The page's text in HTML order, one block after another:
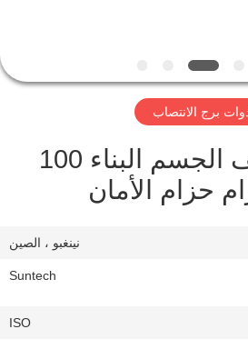
برج الانتصاب
45mm نصف الجسم البناء 100
حزام الأمان
نينغبو ، الصين
Suntech
ISO